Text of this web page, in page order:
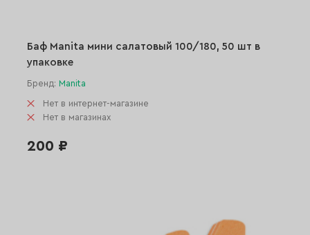
Баф Manita мини салатовый 100/180, 50 шт в
упаковке
Бренд: Manita
Нет в интернет-магазине
Нет в магазинах
200 ₽